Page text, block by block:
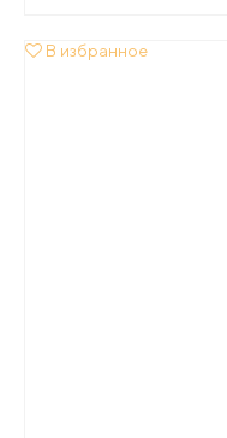
В избранное